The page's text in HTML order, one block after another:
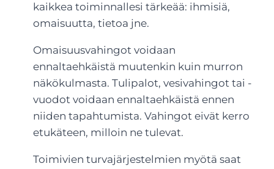
kaikkea toiminnallesi tärkeää: ihmisiä,
omaisuutta, tietoa jne.
Omaisuusvahingot voidaan
ennaltaehkäistä muutenkin kuin murron
näkökulmasta. Tulipalot, vesivahingot tai -
vuodot voidaan ennaltaehkäistä ennen
niiden tapahtumista. Vahingot eivät kerro
etukäteen, milloin ne tulevat.
Toimivien turvajärjestelmien myötä saat